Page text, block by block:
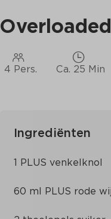
4 Pers. Ca. 25 Min
Ingrediënten
1 PLUS venkelknol
60 ml PLUS rode